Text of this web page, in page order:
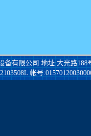
备有限公司 地址:大光路188
帐号